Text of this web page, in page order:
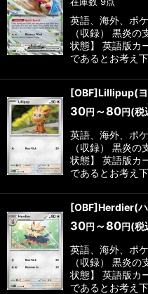
英語、海外、ポ
（収録） 黒炎
状態】 英語版カ
であるとお考え
[OBF]Lillipup(
30円 ～80円(税
英語、海外、ポ
（収録） 黒炎
状態】 英語版カ
であるとお考え
[OBF]Herdier(
30円 ～80円(税
英語、海外、ポ
（収録） 黒炎
状態】 英語版カ
であるとお考え